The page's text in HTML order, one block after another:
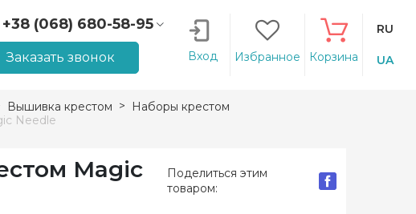
+38 (068) 680-58-95
+38 (066) 207-14-90
Заказать звонок Вход Избранное Корзина
RU
UA
Вышивка крестом
Наборы крестом
Needle
Magic
Поделиться этим
товаром: